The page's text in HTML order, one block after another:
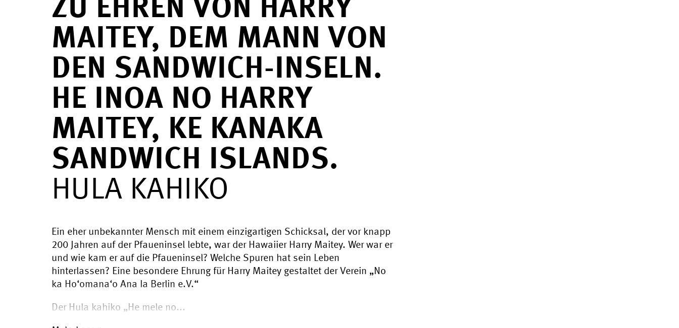
ZU EHREN VON HARRY
MAITEY, DEM MANN VON
DEN SANDWICH-INSELN.
HE INOA NO HARRY
MAITEY, KE KANAKA
SANDWICH ISLANDS.
HULA KAHIKO
Ein eher unbekannter Mensch mit einem einzigartigen Schicksal, der vor knapp
200 Jahren auf der Pfaueninsel lebte, war der Hawaiier Harry Maitey. Wer war er
und wie kam er auf die Pfaueninsel? Welche Spuren hat sein Leben
hinterlassen? Eine besondere Ehrung für Harry Maitey gestaltet der Verein „No
ka Hoʻomanaʻo Ana Ia Berlin e.V.“
Der Hula kahiko „He mele no...